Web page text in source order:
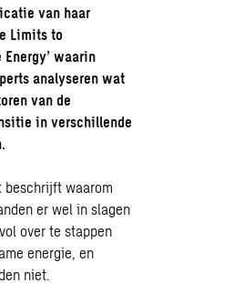
van haar
Limits to
Energy’ waarin
analyseren wat
van de
in verschillende
beschrijft waarom
er wel in slagen
over te stappen
energie, en
niet.